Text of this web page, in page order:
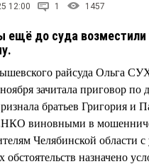
12:00 1 1457
ещё до суда
райсуда Ольга
зачитала приговор по
братьев Григория и
виновными в
Челябинской области с
назначено